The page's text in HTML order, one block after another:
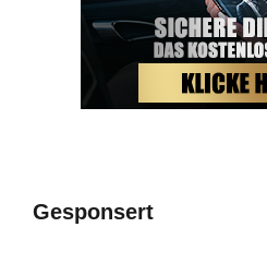
Gesponsert